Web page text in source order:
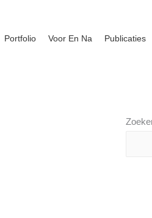
Portfolio Voor En Na Publicaties